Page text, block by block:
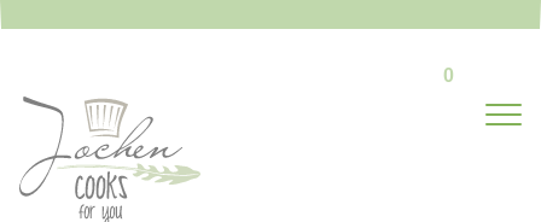
0